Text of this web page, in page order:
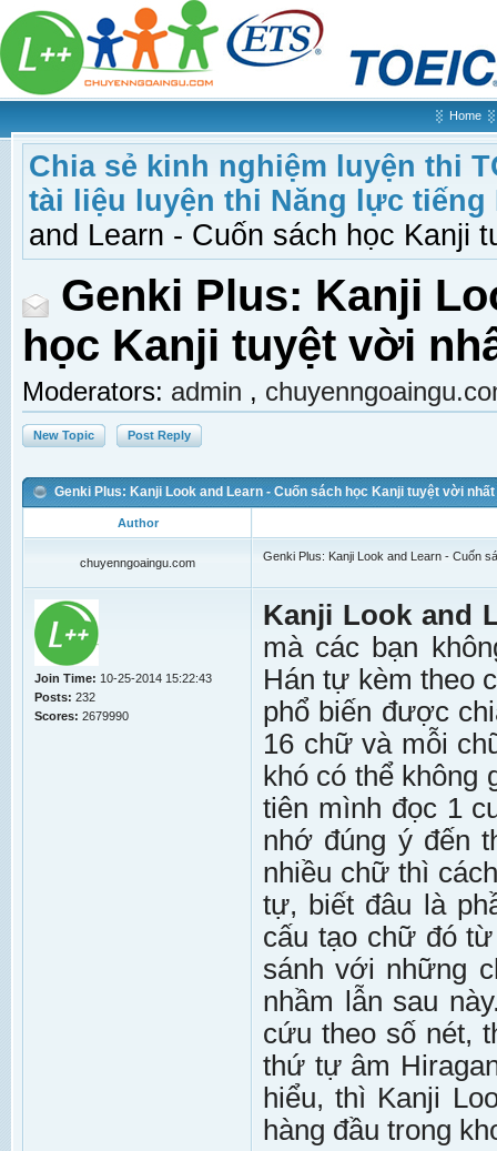
Home
Chia sẻ kinh nghiệm luyện thi
tài liệu luyện thi Năng lực tiếng
and Learn - Cuốn sách học Kanji
Genki Plus: Kanji
học Kanji tuyệt vời
Moderators: admin ,
New Topic Post Reply
Genki Plus: Kanji Look and Learn - Cuốn sách học Kanji tuyệt vời
Author
chuyenngoaingu.com Genki Plus: Kanji Look and Learn - Cuốn
Join Time: 10-25-2014 15:22:43
Posts: 232
Scores: 2679990
Kanji Look and
mà các bạn
Hán tự kèm theo
phổ biến được
16 chữ và mỗi
khó có thể
tiên mình đọc 1
nhớ đúng ý đến
nhiều chữ thì
tự, biết đâu là
cấu tạo chữ đó
sánh với những
nhầm lẫn sau
cứu theo số nét,
thứ tự âm
hiểu, thì Kanji
hàng đầu trong